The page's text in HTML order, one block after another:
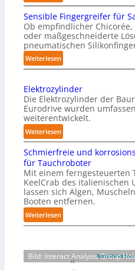
n
v
o
n
h
l
A
I
a
u
F
c
h
e
I
t
l
e
z
e
r
t
M
a
g
a
z
i
-
e
l
d
u
n
g
f
ü
r
K
t
o
Sensible Fingergreifer für
Ob empfindlicher
oder maßgeschneiderte
pneumatischen
Weiterlesen:
S
n
s
i
b
l
i
n
g
e
r
g
e
i
Elektrozylinder
Die Elektrozylinder der
Eurodrive wurden
weiterentwickelt.
Weiterlesen:
E
l
e
k
t
r
o
z
i
n
Schmierfreie und
für Tauchroboter
Mit einem ferngesteuerten
KeelCrab des italienischen
lassen sich Algen,
Booten entfernen.
Weiterlesen:
S
m
Bild: Interact Analysis Group